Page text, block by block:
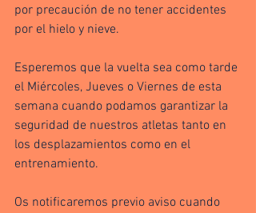
por precaución de no tener accidentes
por el hielo y nieve.
Esperemos que la vuelta sea como tarde
el Miércoles, Jueves o Viernes de esta
semana cuando podamos garantizar la
seguridad de nuestros atletas tanto en
los desplazamientos como en el
entrenamiento.
Os notificaremos previo aviso cuando